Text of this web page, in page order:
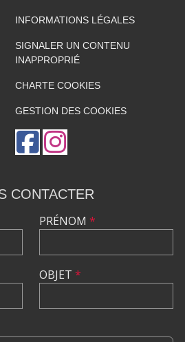
INFORMATIONS LÉGALES
SIGNALER UN CONTENU
INAPPROPRIÉ
CHARTE COOKIES
GESTION DES COOKIES
CONTACTER
PRÉNOM *
OBJET *